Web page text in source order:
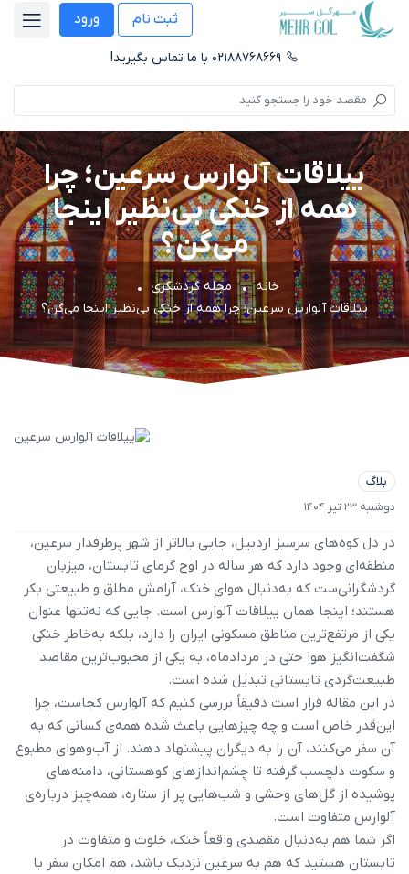
ثبت نام ورود
۰۲۱۸۸۷۶۸۶۶۹ با ما تماس بگیرید!
ییلاقات آلوارس سرعین؛ چرا
همه از خنکی بی‌نظیر اینجا
می‌گن؟
خانه
مجله گردشگری
ییلاقات آلوارس سرعین؛ چرا همه از خنکی بی‌نظیر اینجا می‌گن؟
بلاگ
دوشنبه 23 تیر 1404
در دل کوه‌های سرسبز اردبیل، جایی بالاتر از شهر پرطرفدار سرعین،
منطقه‌ای وجود دارد که هر ساله در اوج گرمای تابستان، میزبان
گردشگرانی‌ست که به‌دنبال هوای خنک، آرامش مطلق و طبیعتی بکر
هستند؛ اینجا همان ییلاقات آلوارس است. جایی که نه‌تنها عنوان
یکی از مرتفع‌ترین مناطق مسکونی ایران را دارد، بلکه به‌خاطر خنکی
شگفت‌انگیز هوا حتی در مردادماه، به یکی از محبوب‌ترین مقاصد
طبیعت‌گردی تابستانی تبدیل شده است.
در این مقاله قرار است دقیقاً بررسی کنیم که آلوارس کجاست، چرا
این‌قدر خاص است و چه چیزهایی باعث شده همه‌ی کسانی که به
آن سفر می‌کنند، آن را به دیگران پیشنهاد دهند. از آب‌وهوای مطبوع
و سکوت دلچسب گرفته تا چشم‌اندازهای کوهستانی، دامنه‌های
پوشیده از گل‌های وحشی و شب‌هایی پر از ستاره، همه‌چیز درباره‌ی
آلوارس متفاوت است.
اگر شما هم به‌دنبال مقصدی واقعاً خنک، خلوت و متفاوت در
تابستان هستید که هم به سرعین نزدیک باشد، هم امکان سفر با